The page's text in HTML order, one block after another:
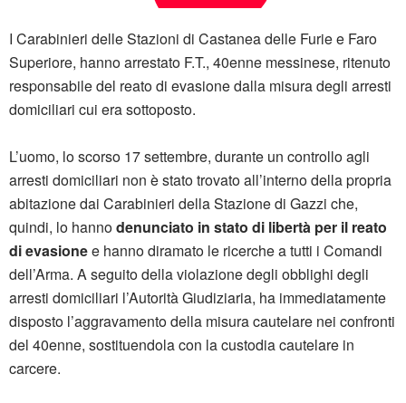
I Carabinieri delle Stazioni di Castanea delle Furie e Faro
Superiore, hanno arrestato F.T., 40enne messinese, ritenuto
responsabile del reato di evasione dalla misura degli arresti
domiciliari cui era sottoposto.
L’uomo, lo scorso 17 settembre, durante un controllo agli
arresti domiciliari non è stato trovato all’interno della propria
abitazione dai Carabinieri della Stazione di Gazzi che,
quindi, lo hannodenunciato in stato di libertà per il reato
di evasionee hanno diramato le ricerche a tutti i Comandi
dell’Arma. A seguito della violazione degli obblighi degli
arresti domiciliari l’Autorità Giudiziaria, ha immediatamente
disposto l’aggravamento della misura cautelare nei confronti
del 40enne, sostituendola con la custodia cautelare in
carcere.